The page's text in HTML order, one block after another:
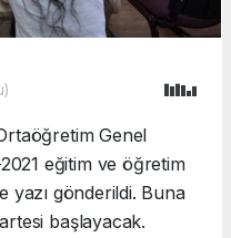
Genel
eğitim ve öğretim
yazı gönderildi. Buna
başlayacak.